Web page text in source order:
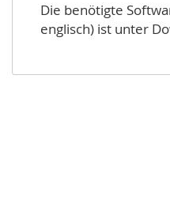
Die benötigte
englisch) ist unter